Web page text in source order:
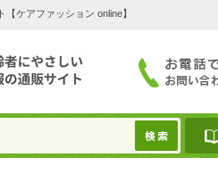
ケアファッション online】